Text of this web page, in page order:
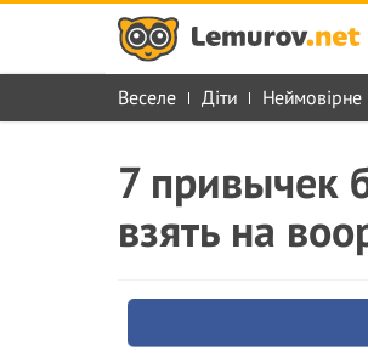
Веселе Діти Неймовірне
7 привычек
взять на